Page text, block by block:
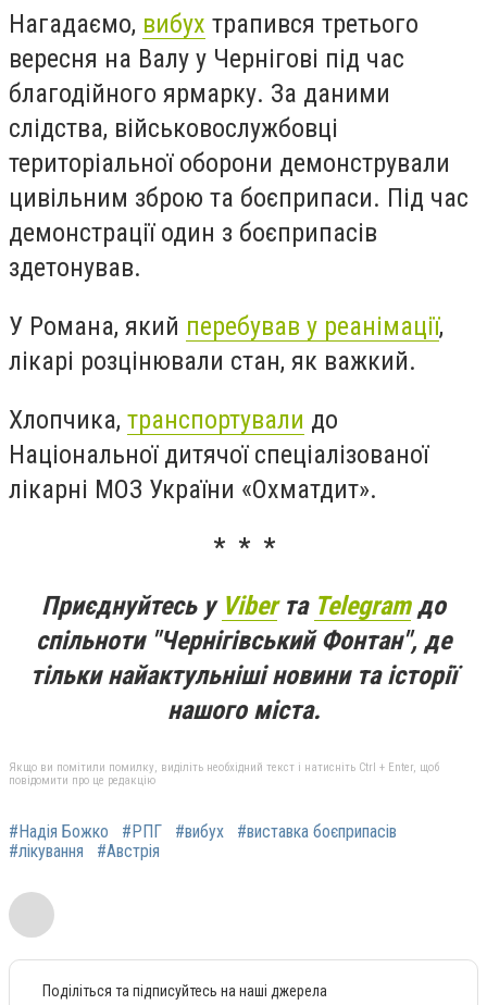
Нагадаємо, вибух трапився третього
вересня на Валу у Чернігові під час
благодійного ярмарку. За даними
слідства, військовослужбовці
територіальної оборони демонстрували
цивільним зброю та боєприпаси. Під час
демонстрації один з боєприпасів
здетонував.
У Романа, який перебував у реанімації,
лікарі розцінювали стан, як важкий.
Хлопчика, транспортували до
Національної дитячої спеціалізованої
лікарні МОЗ України «Охматдит».
* * *
Приєднуйтесь у Viberта Telegramдо
спільноти "Чернігівський Фонтан", де
тільки найактульніші новини та історії
нашого міста.
Якщо ви помітили помилку, виділіть необхідний текст і натисніть Ctrl + Enter, щоб
повідомити про це редакцію
#Надія Божко #РПГ #вибух
#виставка боєприпасів
#лікування
#Австрія
Поділіться та підписуйтесь на наші джерела